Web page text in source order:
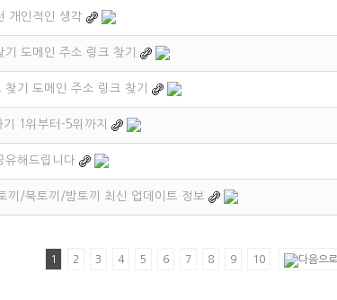
개인적인 생각
도메인 주소 링크 찾기
기 도메인 주소 링크 찾기
1위부터-5위까지
유해드립니다
끼/북토끼/밤토끼 최신 업데이트 정보
1 2 3 4 5 6 7 8 9 10